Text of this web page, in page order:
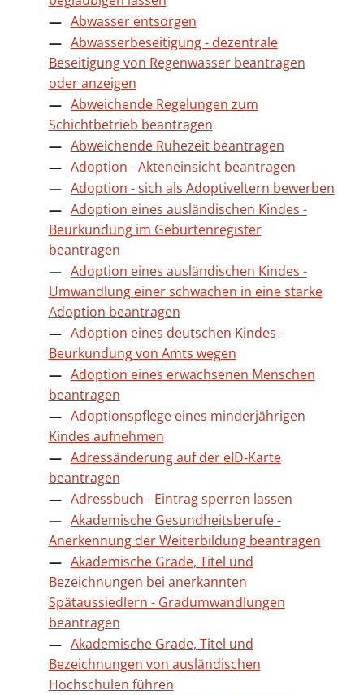
Abwasser entsorgen
Abwasserbeseitigung - dezentrale
Beseitigung von Regenwasser beantragen
oder anzeigen
Abweichende Regelungen zum
Schichtbetrieb beantragen
Abweichende Ruhezeit beantragen
Adoption - Akteneinsicht beantragen
Adoption - sich als Adoptiveltern bewerben
Adoption eines ausländischen Kindes -
Beurkundung im Geburtenregister
beantragen
Adoption eines ausländischen Kindes -
Umwandlung einer schwachen in eine starke
Adoption beantragen
Adoption eines deutschen Kindes -
Beurkundung von Amts wegen
Adoption eines erwachsenen Menschen
beantragen
Adoptionspflege eines minderjährigen
Kindes aufnehmen
Adressänderung auf der eID-Karte
beantragen
Adressbuch - Eintrag sperren lassen
Akademische Gesundheitsberufe -
Anerkennung der Weiterbildung beantragen
Akademische Grade, Titel und
Bezeichnungen bei anerkannten
Spätaussiedlern - Gradumwandlungen
beantragen
Akademische Grade, Titel und
Bezeichnungen von ausländischen
Hochschulen führen